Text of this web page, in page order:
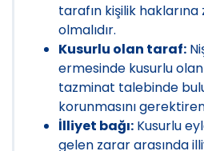
tarafın kişilik
olmalıdır.
Kusurlu olan taraf:
ermesinde kusurlu
tazminat talebinde
korunmasını
İlliyet bağı: Kusurlu
gelen zarar arasında